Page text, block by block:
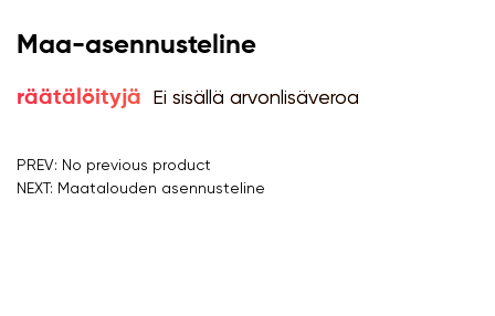
Maa-asennusteline
räätälöityjä Ei sisällä arvonlisäveroa
PREV: No previous product
NEXT: Maatalouden asennusteline